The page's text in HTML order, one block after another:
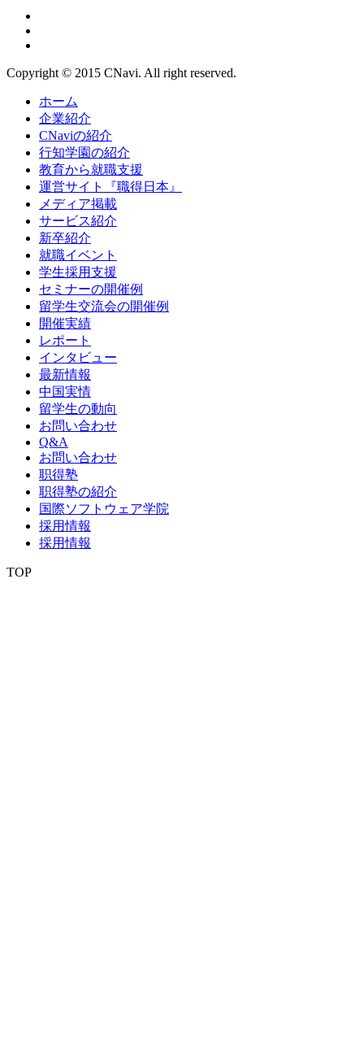
Copyright © 2015 CNavi. All right reserved.
ホーム
企業紹介
CNaviの紹介
行知学園の紹介
教育から就職支援
運営サイト『職得日本』
メディア掲載
サービス紹介
新卒紹介
就職イベント
学生採用支援
セミナーの開催例
留学生交流会の開催例
開催実績
レポート
インタビュー
最新情報
中国実情
留学生の動向
お問い合わせ
Q&A
お問い合わせ
职得塾
职得塾の紹介
国際ソフトウェア学院
採用情報
採用情報
TOP